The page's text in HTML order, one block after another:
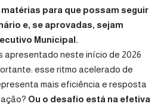
para que possam seguir
e, se aprovadas, sejam
Municipal.
apresentado neste início de 2026
esse ritmo acelerado de
mais eficiência e resposta
Ou o desafio está na efetiva